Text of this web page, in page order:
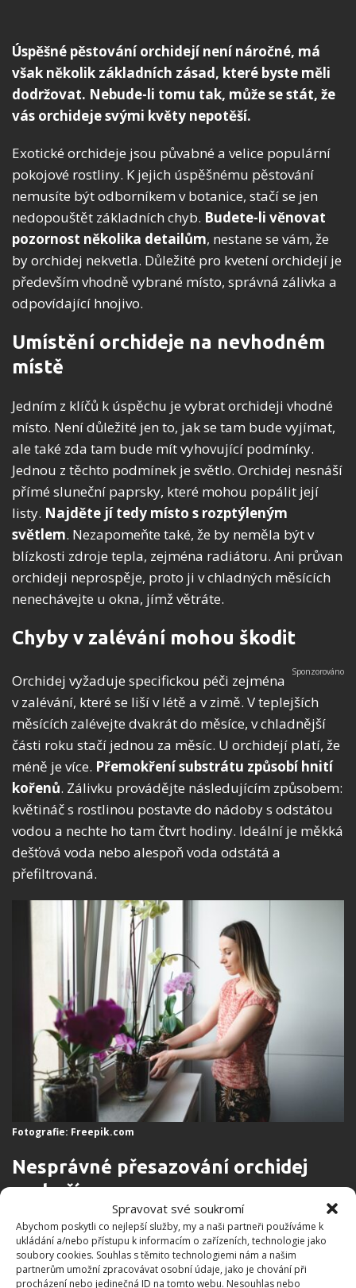
Spravovat své soukromí
Abychom poskytli co nejlepší služby, my a naši partneři používáme k
ukládání a/nebo přístupu k informacím o zařízeních, technologie jako
soubory cookies. Souhlas s těmito technologiemi nám a našim
partnerům umožní zpracovávat osobní údaje, jako je chování při
procházení nebo jedinečná ID na tomto webu. Nesouhlas nebo
Úspěšné pěstování orchidejí není náročné, má
však několik základních zásad, které byste měli
dodržovat. Nebude-li tomu tak, může se stát, že
vás orchideje svými květy nepotěší.
Exotické orchideje jsou půvabné a velice populární
pokojové rostliny. K jejich úspěšnému pěstování
nemusíte být odborníkem v botanice, stačí se jen
nedopouštět základních chyb. Budete-li věnovat
pozornost několika detailům, nestane se vám, že
by orchidej nekvetla. Důležité pro kvetení orchidejí je
především vhodně vybrané místo, správná zálivka a
odpovídající hnojivo.
Umístění orchideje na nevhodném
místě
Jedním z klíčů k úspěchu je vybrat orchideji vhodné
místo. Není důležité jen to, jak se tam bude vyjímat,
ale také zda tam bude mít vyhovující podmínky.
Jednou z těchto podmínek je světlo. Orchidej nesnáší
přímé sluneční paprsky, které mohou popálit její
listy. Najděte jí tedy místo s rozptýleným
světlem. Nezapomeňte také, že by neměla být v
blízkosti zdroje tepla, zejména radiátoru. Ani průvan
orchideji neprospěje, proto ji v chladných měsících
nenechávejte u okna, jímž větráte.
Chyby v zalévání mohou škodit
Orchidej vyžaduje specifickou péči zejména
v zalévání, které se liší v létě a v zimě. V teplejších
měsících zalévejte dvakrát do měsíce, v chladnější
části roku stačí jednou za měsíc. U orchidejí platí, že
méně je více. Přemokření substrátu způsobí hnití
kořenů. Zálivku provádějte následujícím způsobem:
květináč s rostlinou postavte do nádoby s odstátou
vodou a nechte ho tam čtvrt hodiny. Ideální je měkká
dešťová voda nebo alespoň voda odstátá a
přefiltrovaná.
Fotografie: Freepik.com
Nesprávné přesazování orchidej
zaskočí
Nesprávně načasovaným přesazováním můžete
orchideji také zaškodit. Ideální dobou k tomuto
úkonu je časné jaro, kdy se orchidej probouzí ze